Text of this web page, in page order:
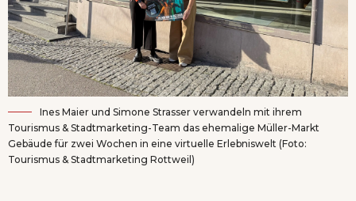
Ines Maier und Simone Strasser verwandeln mit ihrem
Tourismus & Stadtmarketing-Team das ehemalige Müller-Markt
Gebäude für zwei Wochen in eine virtuelle Erlebniswelt (Foto:
Tourismus & Stadtmarketing Rottweil)